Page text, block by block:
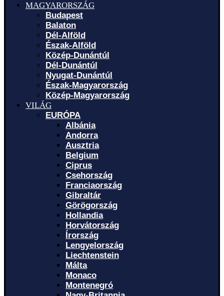
MAGYARORSZÁG
Budapest
Balaton
Dél-Alföld
Észak-Alföld
Közép-Dunántúl
Dél-Dunántúl
Nyugat-Dunántúl
Észak-Magyarország
Közép-Magyarország
VILÁG
EURÓPA
Albánia
Andorra
Ausztria
Belgium
Ciprus
Csehország
Franciaország
Gibraltár
Görögország
Hollandia
Horvátország
Írország
Lengyelország
Liechtenstein
Málta
Monaco
Montenegró